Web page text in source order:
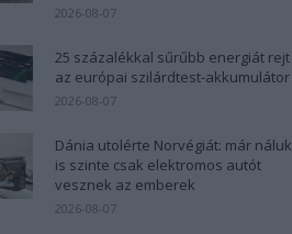
2026-08-07
25 százalékkal sűrűbb energiát rejt
az európai szilárdtest-akkumulátor
2026-08-07
Dánia utolérte Norvégiát: már náluk
is szinte csak elektromos autót
vesznek az emberek
2026-08-07